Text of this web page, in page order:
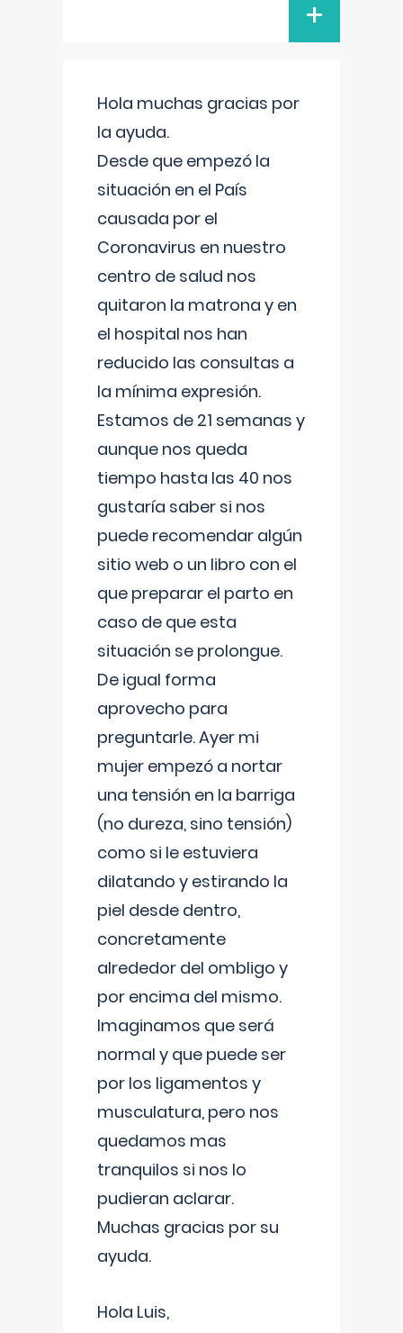
+
Hola muchas gracias por
la ayuda.
Desde que empezó la
situación en el País
causada por el
Coronavirus en nuestro
centro de salud nos
quitaron la matrona y en
el hospital nos han
reducido las consultas a
la mínima expresión.
Estamos de 21 semanas y
aunque nos queda
tiempo hasta las 40 nos
gustaría saber si nos
puede recomendar algún
sitio web o un libro con el
que preparar el parto en
caso de que esta
situación se prolongue.
De igual forma
aprovecho para
preguntarle. Ayer mi
mujer empezó a nortar
una tensión en la barriga
(no dureza, sino tensión)
como si le estuviera
dilatando y estirando la
piel desde dentro,
concretamente
alrededor del ombligo y
por encima del mismo.
Imaginamos que será
normal y que puede ser
por los ligamentos y
musculatura, pero nos
quedamos mas
tranquilos si nos lo
pudieran aclarar.
Muchas gracias por su
ayuda.
Hola Luis,